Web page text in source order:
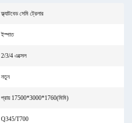
ফ্ল্যাটবেড সেমি ট্রেলার
ইস্পাত
2/3/4 এক্সেল
নতুন
প্রায় 17500*3000*1760(মিমি)
Q345/T700